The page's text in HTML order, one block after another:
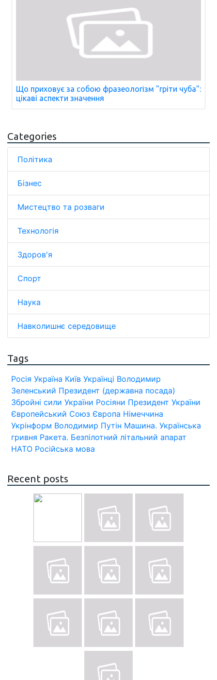
Що приховує за собою фразеологізм "гріти чуба":
цікаві аспекти значення
Categories
Політика
Бізнес
Мистецтво та розваги
Технологія
Здоров'я
Спорт
Наука
Навколишнє середовище
Tags
Росія Україна Київ Українці Володимир
Зеленський Президент (державна посада)
Збройні сили України Росіяни Президент України
Європейський Союз Європа Німеччина
Укрінформ Володимир Путін Машина. Українська
гривня Ракета. Безпілотний літальний апарат
НАТО Російська мова
Recent posts